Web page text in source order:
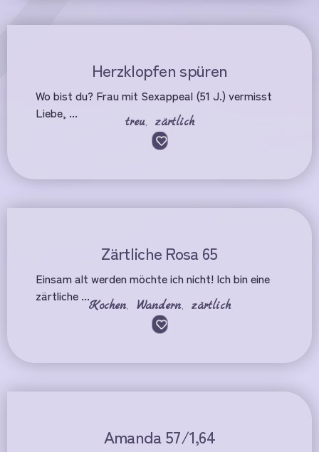
Herzklopfen spüren
Wo bist du? Frau mit Sexappeal (51 J.) vermisst
Liebe, ...
treu, zärtlich
Zärtliche Rosa 65
Einsam alt werden möchte ich nicht! Ich bin eine
zärtliche ...
Kochen, Wandern, zärtlich
Amanda 57/1,64